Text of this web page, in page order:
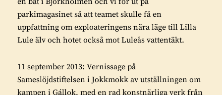
parkimagasinet så att teamet skulle få en
uppfattning om exploateringens nära läge till Lilla
Lule älv och hotet också mot Luleås vattentäkt.
11 september 2013: Vernissage på
Sameslöjdstiftelsen i Jokkmokk av utställningen om
kampen i Gállok, med en rad konstnärliga verk från